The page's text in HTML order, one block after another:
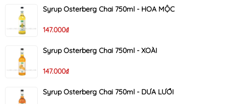
Syrup Osterberg Chai 750ml - HOA MỘC
147.000₫
Syrup Osterberg Chai 750ml - XOÀI
147.000₫
Syrup Osterberg Chai 750ml - DƯA LƯỚI